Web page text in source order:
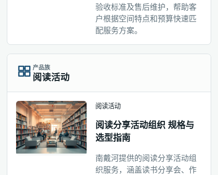
验收标准及售后维护，帮助客
户根据空间特点和预算快速匹
配服务方案。
产品族
阅读活动
阅读活动
阅读分享活动组织 规格与
选型指南
南戴河提供的阅读分享活动组
织服务，涵盖读书分享会、作